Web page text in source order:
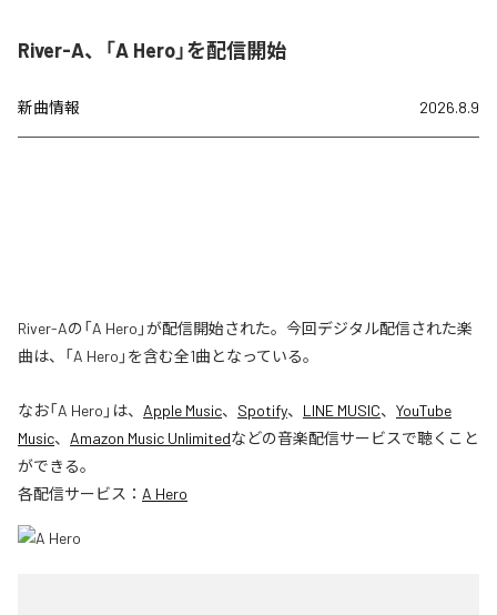
River-A、「A Hero」を配信開始
新曲情報 2026.8.9
River-Aの「A Hero」が配信開始された。今回デジタル配信された楽
曲は、「A Hero」を含む全1曲となっている。
なお「A Hero 」は、 Apple Music、 Spotify、 LINE MUSIC、 YouTube
Music、 Amazon Music Unlimitedなどの音楽配信サービスで聴くこと
ができる。
各配信サービス： A Hero